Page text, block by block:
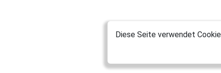
Diese Seite verwendet